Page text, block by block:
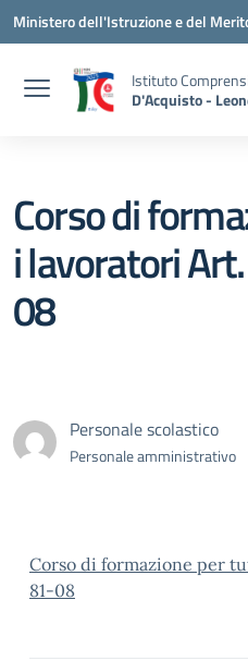
Vai ai contenuti
Vai al menu di navigazione
Vai al footer
Ministero dell'Istruzione e del
Istituto
D'Acquisto -
Corso di
i lavoratori
08
Personale scolastico
Personale amministrativo
Corso di formazione per
81-08